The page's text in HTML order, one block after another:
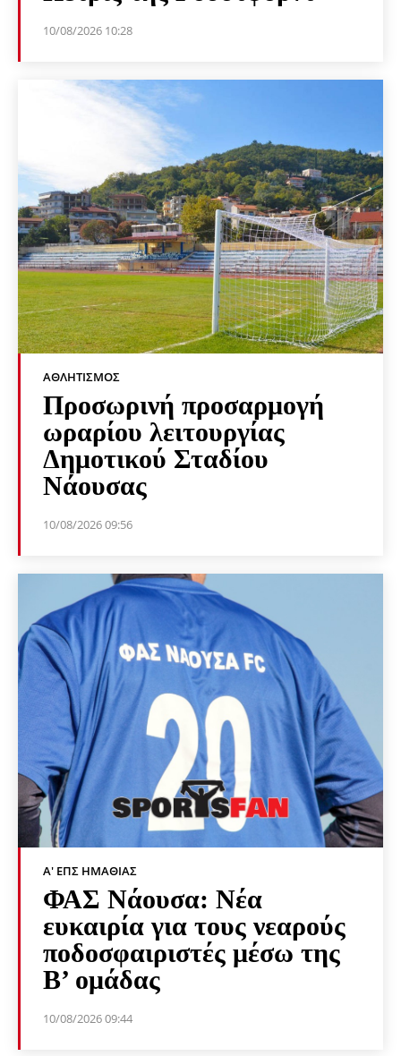
10/08/2026 10:28
ΑΘΛΗΤΙΣΜΌΣ
Προσωρινή προσαρμογή
ωραρίου λειτουργίας
Δημοτικού Σταδίου
Νάουσας
10/08/2026 09:56
Α' ΕΠΣ ΗΜΑΘΊΑΣ
ΦΑΣ Νάουσα: Νέα
ευκαιρία για τους νεαρούς
ποδοσφαιριστές μέσω της
Β’ ομάδας
10/08/2026 09:44